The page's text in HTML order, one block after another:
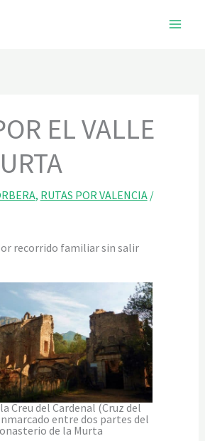
EL VALLE
, RUTAS POR VALENCIA/
recorrido familiar sin salir
Creu del Cardenal (Cruz del
entre dos partes del
de la Murta